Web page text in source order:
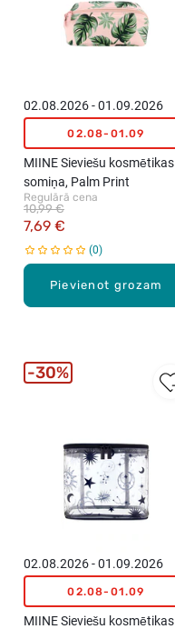
Pievienot grozam
02.08.2026 - 01.09.2026
02.08-01.09
MIINE Sieviešu kosmētikas
somiņa, Palm Print
Regulārā cena
7,69 €
10,99 €
0
02.08.2026 - 01.09.2026
02.08-01.09
MIINE Sieviešu kosmētikas
30%